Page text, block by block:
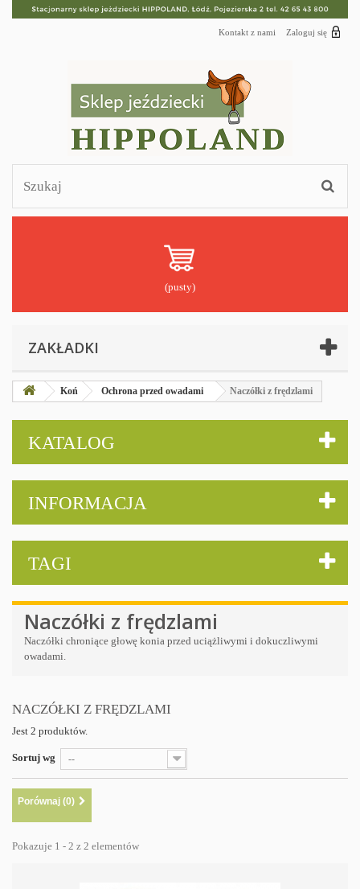
Zaloguj się
Kontakt z nami
(pusty)
ZAKŁADKI
Koń Ochrona przed owadami Naczółki z frędzlami
KATALOG
INFORMACJA
TAGI
Naczółki z frędzlami
Naczółki chroniące głowę konia przed uciążliwymi i dokuczliwymi
owadami.
NACZÓŁKI Z FRĘDZLAMI
Jest 2 produktów.
Sortuj wg --
Porównaj (0)
Pokazuje 1 - 2 z 2 elementów